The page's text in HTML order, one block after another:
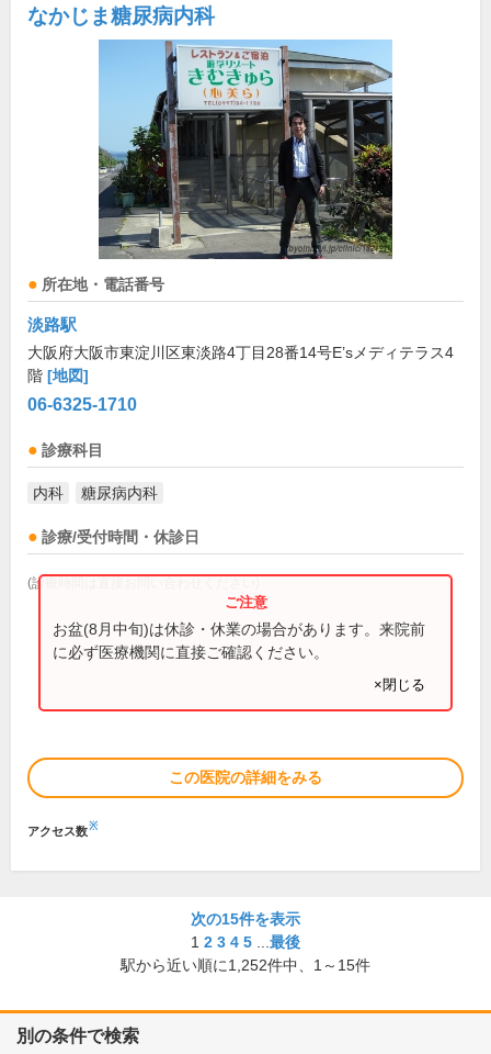
なかじま糖尿病内科
所在地・電話番号
淡路駅
大阪府大阪市東淀川区東淡路4丁目28番14号E’sメディテラス4
階 [地図]
06-6325-1710
診療科目
内科 糖尿病内科
診療/受付時間・休診日
(診療時間は直接お問い合わせください)
お盆(8月中旬)は休診・休業の場合があります。来院前
に必ず医療機関に直接ご確認ください。
×閉じる
この医院の詳細をみる
アクセス数※
次の15件を表示
1 2 3 4 5
最後
駅から近い順に1,252件中、 1～15件
別の条件で検索